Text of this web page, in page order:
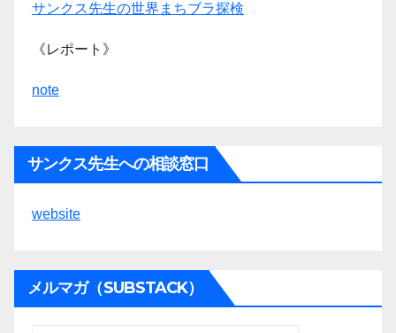
サンクス先生の世界まちブラ探検
《レポート》
note
サンクス先生への相談窓口
website
メルマガ（SUBSTACK）